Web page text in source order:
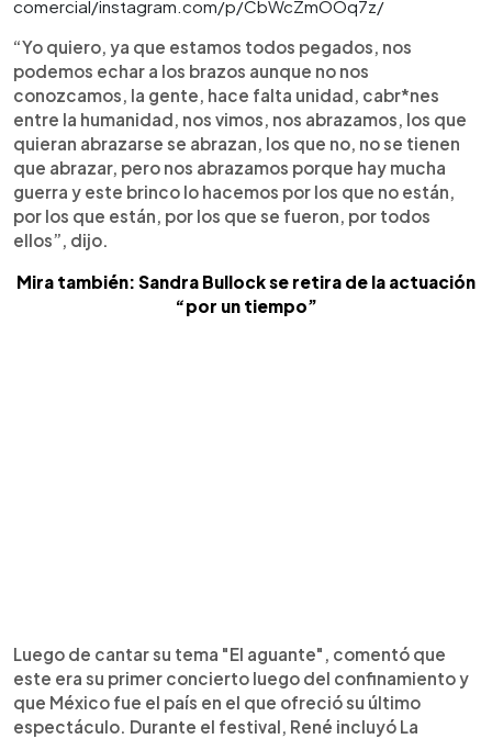
comercial/instagram.com/p/CbWcZmOOq7z/
“Yo quiero, ya que estamos todos pegados, nos
podemos echar a los brazos aunque no nos
conozcamos, la gente, hace falta unidad, cabr*nes
entre la humanidad, nos vimos, nos abrazamos, los que
quieran abrazarse se abrazan, los que no, no se tienen
que abrazar, pero nos abrazamos porque hay mucha
guerra y este brinco lo hacemos por los que no están,
por los que están, por los que se fueron, por todos
ellos”, dijo.
Mira también: Sandra Bullock se retira de la actuación
“por un tiempo”
Luego de cantar su tema "El aguante", comentó que
este era su primer concierto luego del confinamiento y
que México fue el país en el que ofreció su último
espectáculo. Durante el festival, René incluyó La